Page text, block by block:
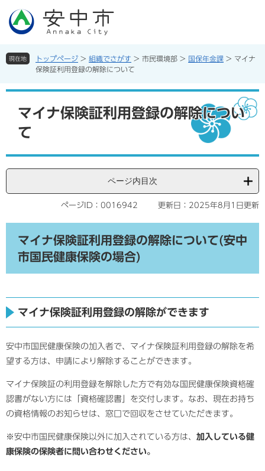
先
す。
を
し
現在地 トップページ > 組織でさがす > 市民環境部 > 国保年金課 > マイナ
保険証利用登録の解除について
マイナ保険証利用登録の解除につい
て
ページ内目次
ページID：0016942 更新日：2025年8月1日更新
マイナ保険証利用登録の解除について(安中
市国民健康保険の場合)
マイナ保険証利用登録の解除ができます
安中市国民健康保険の加入者で、マイナ保険証利用登録の解除を希
望する方は、申請により解除することができます。
マイナ保険証の利用登録を解除した方で有効な国民健康保険資格確
認書がない方には「資格確認書」を交付します。なお、現在お持ち
の資格情報のお知らせは、窓口で回収をさせていただきます。
※安中市国民健康保険以外に加入されている方は、 加入している健
康保険の保険者に問い合わせください。